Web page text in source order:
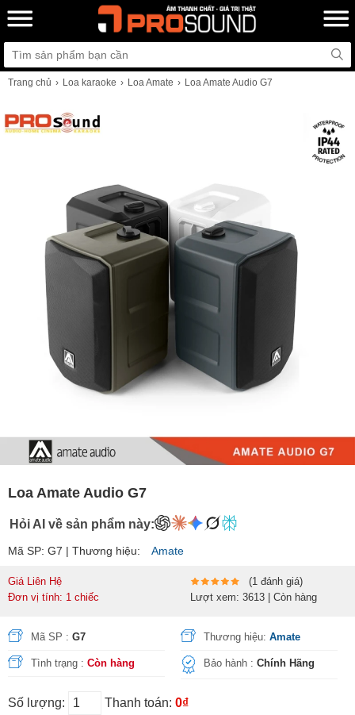
Trang chủ Loa karaoke Loa Amate Loa Amate Audio G7
Loa Amate Audio G7
Hỏi AI về sản phẩm này:
Mã SP: G7 | Thương hiệu: Amate
Giá Liên Hệ
Đơn vị tính: 1 chiếc
(1 đánh giá)
Lượt xem: 3613 | Còn hàng
Mã SP : G7 Thương hiệu:Amate
Tình trạng : Còn hàng Bảo hành :Chính Hãng
Số lượng: Thanh toán: 0₫